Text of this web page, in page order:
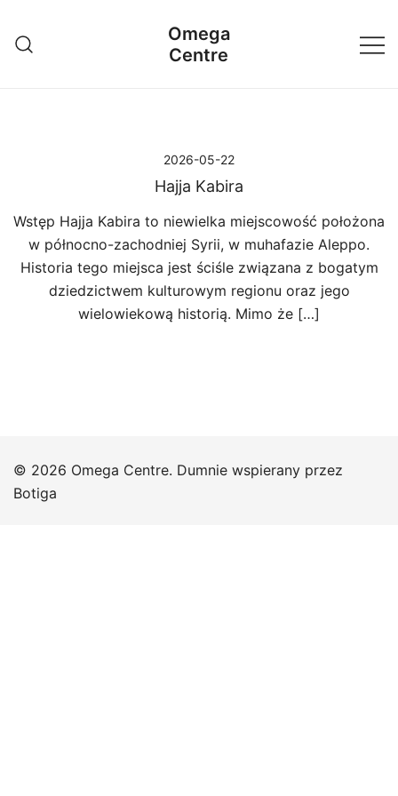
treści
Omega
Centre
2026-05-22
Hajja Kabira
Wstęp Hajja Kabira to niewielka miejscowość położona
w północno-zachodniej Syrii, w muhafazie Aleppo.
Historia tego miejsca jest ściśle związana z bogatym
dziedzictwem kulturowym regionu oraz jego
wielowiekową historią. Mimo że […]
© 2026 Omega Centre. Dumnie wspierany przez
Botiga